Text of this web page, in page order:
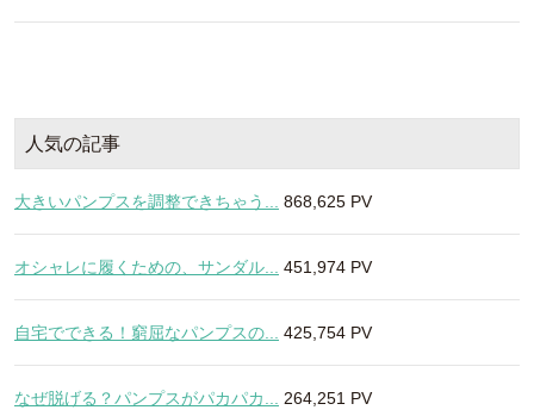
人気の記事
大きいパンプスを調整できちゃう... 868,625 PV
オシャレに履くための、サンダル... 451,974 PV
自宅でできる！窮屈なパンプスの... 425,754 PV
なぜ脱げる？パンプスがパカパカ... 264,251 PV